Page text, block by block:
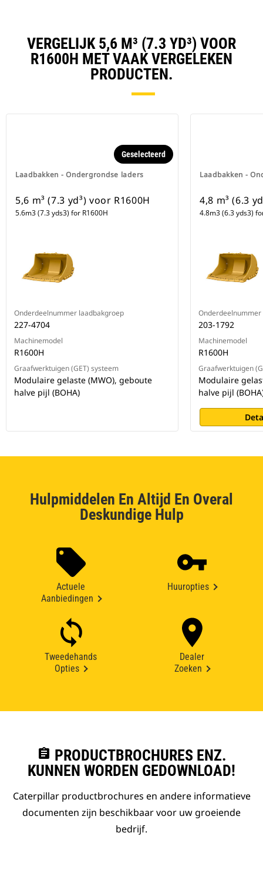
VERGELIJK 5,6 M³ (7.3 YD³) VOOR
R1600H MET VAAK VERGELEKEN
PRODUCTEN.
Laadbakken - Ondergrondse laders
Geselecteerd
5,6 m³ (7.3 yd³) voor R1600H
5.6m3 (7.3 yds3) for R1600H
Onderdeelnummer laadbakgroep
227-4704
Machinemodel
R1600H
Graafwerktuigen (GET) systeem
Modulaire gelaste (MWO), geboute
halve pijl (BOHA)
Laadbakken -
4,8 m³ (6.3
4.8m3 (6.3 yds3)
203-1792
Machinemodel
R1600H
Graafwerktuigen
Modulaire
halve pijl
Hulpmiddelen En Altijd En Overal
Deskundige Hulp
Actuele
Aanbiedingen
Huuropties
Tweedehands
Opties
Dealer
Zoeken
assignment PRODUCTBROCHURES ENZ.
KUNNEN WORDEN GEDOWNLOAD!
Caterpillar productbrochures en andere informatieve
documenten zijn beschikbaar voor uw groeiende
bedrijf.